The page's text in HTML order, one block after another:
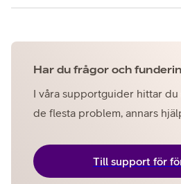
Har du frågor och
I våra supportguider hittar
de flesta problem, annars
Till support för